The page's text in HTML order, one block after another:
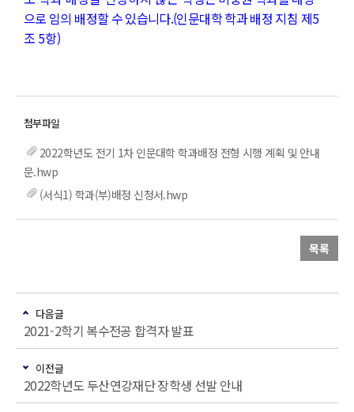
으로 임의 배정할 수 있습니다.(인문대학 학과 배정 지침 제5
조 5항)
2022학년도 전기 1차 인문대학 학과배정 전형 시행 계획 및 안내
문.hwp
(서식1) 학과(부)배정 신청서.hwp
목록
다음글
2021-2학기 복수전공 합격자 발표
이전글
2022학년도 두산연강재단 장학생 선발 안내